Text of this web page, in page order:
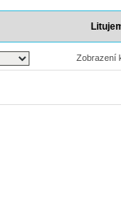
Zobrazení